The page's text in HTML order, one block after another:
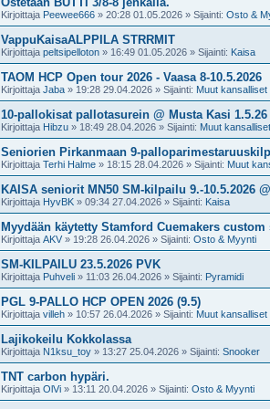
Kirjoittaja Peewee666 » 20:28 01.05.2026 » Sijainti: Osto &
VappuKaisaALPPILA STRRMIT
Kirjoittaja peltsipelloton » 16:49 01.05.2026 » Sijainti: Kaisa
TAOM HCP Open tour 2026 - Vaasa 8-10.5.2026
Kirjoittaja Jaba » 19:28 29.04.2026 » Sijainti: Muut kansalliset
10-pallokisat pallotasurein @ Musta Kasi 1.5.26
Kirjoittaja Hibzu » 18:49 28.04.2026 » Sijainti: Muut
Seniorien Pirkanmaan 9-
Kirjoittaja Terhi Halme » 18:15 28.04.2026 » Sijainti: Muut
KAISA seniorit MN50 SM-kilpailu 9.-10.5.2026
Kirjoittaja HyvBK » 09:34 27.04.2026 » Sijainti: Kaisa
Myydään käytetty Stamford Cuemakers
Kirjoittaja AKV » 19:28 26.04.2026 » Sijainti: Osto & Myynti
SM-KILPAILU 23.5.2026 PVK
Kirjoittaja Puhveli » 11:03 26.04.2026 » Sijainti: Pyramidi
PGL 9-PALLO HCP OPEN 2026 (9.5)
Kirjoittaja villeh » 10:57 26.04.2026 » Sijainti: Muut kansalliset
Lajikokeilu Kokkolassa
Kirjoittaja N1ksu_toy » 13:27 25.04.2026 » Sijainti: Snooker
TNT carbon hypäri.
Kirjoittaja OlVi » 13:11 20.04.2026 » Sijainti: Osto & Myynti